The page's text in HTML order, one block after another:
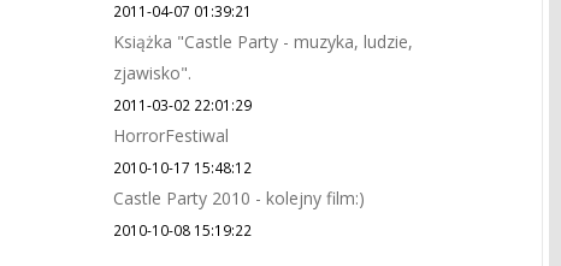
2011-04-07 01:39:21
Książka "Castle Party - muzyka, ludzie,
zjawisko".
2011-03-02 22:01:29
HorrorFestiwal
2010-10-17 15:48:12
Castle Party 2010 - kolejny film:)
2010-10-08 15:19:22